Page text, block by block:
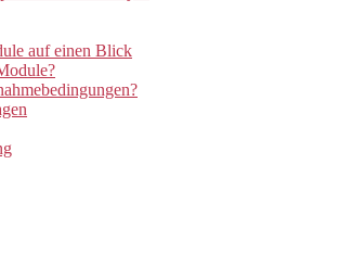
auf einen Blick